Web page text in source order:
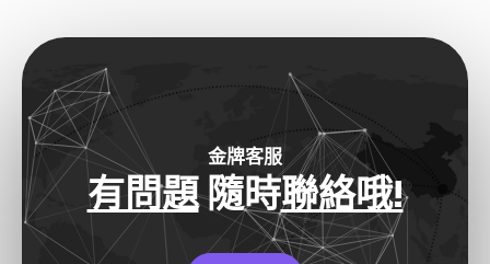
金牌客服
有問題隨時聯絡哦!